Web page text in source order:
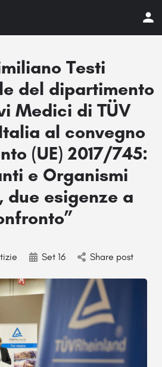
Testi
del dipartimento
Medici di TÜV
al convegno
(UE) 2017/745:
e Organismi
due esigenze a
Set 16 Share post